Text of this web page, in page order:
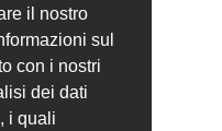
il nostro
sul
con i nostri
dei dati
i quali
e rimosso
2023.